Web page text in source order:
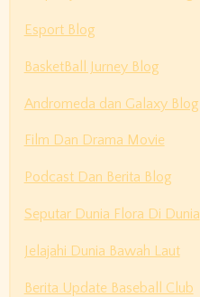
Esport Blog
BasketBall Jurney Blog
Andromeda dan Galaxy Blog
Film Dan Drama Movie
Podcast Dan Berita Blog
Seputar Dunia Flora Di Dunia
Jelajahi Dunia Bawah Laut
Berita Update Baseball Club